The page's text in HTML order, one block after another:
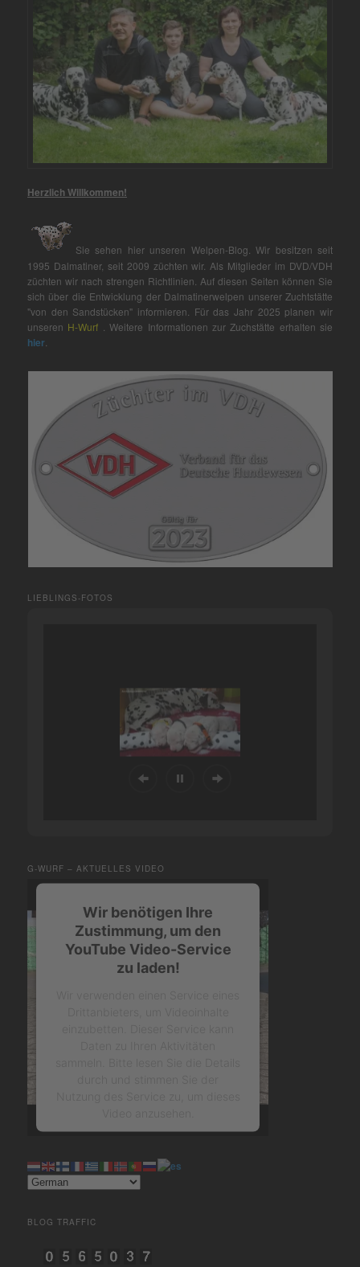
Herzlich Willkommen!
Sie sehen hier unseren Welpen-Blog. Wir besitzen seit
1995 Dalmatiner, seit 2009 züchten wir. Als Mitglieder im DVD/VDH
züchten wir nach strengen Richtlinien. Auf diesen Seiten können Sie
sich über die Entwicklung der Dalmatinerwelpen unserer Zuchtstätte
"von den Sandstücken" informieren. Für das Jahr 2025 planen wir
unseren H-Wurf . Weitere Informationen zur Zuchstätte erhalten sie
hier
LIEBLINGS-FOTOS
G-WURF – AKTUELLES VIDEO
Wir benötigen Ihre
Zustimmung, um den
YouTube Video-Service
zu laden!
Mehr Informationen
Consent Management Platform
BLOG TRAFFIC